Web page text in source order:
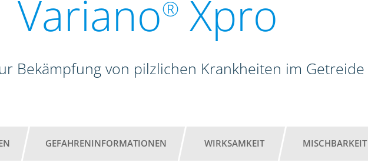
Variano® Xpro
Bekämpfung von pilzlichen Krankheiten im Getreide
GEFAHRENINFORMATIONEN WIRKSAMKEIT MISCHBARKEIT